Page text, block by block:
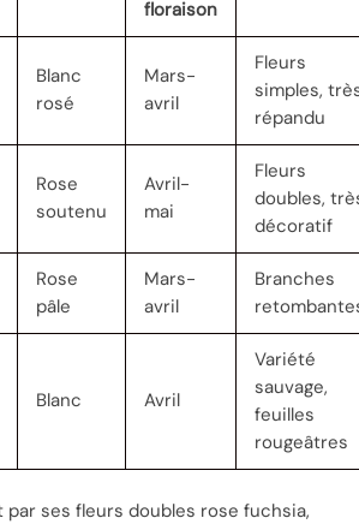
floraison
Blanc
rosé
Mars-
avril
Fleurs
simples,
répandu
Rose
soutenu
Avril-
mai
Fleurs
doubles,
décoratif
Rose
pâle
Mars-
avril
Branches
Blanc Avril
Variété
sauvage,
feuilles
rougeâtres
par ses fleurs doubles rose fuchsia,